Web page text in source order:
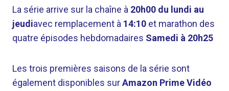
La série arrive sur la chaîne à 20h00 du lundi au
jeudiavec remplacement à 14:10 et marathon des
quatre épisodes hebdomadaires Samedi à 20h25
Les trois premières saisons de la série sont
également disponibles surAmazon Prime Vidéo